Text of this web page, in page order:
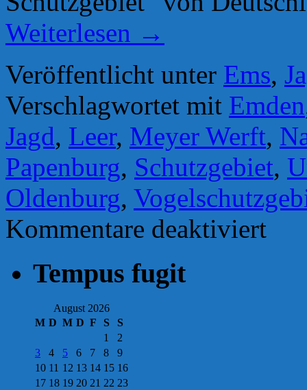
Weiterlesen →
Veröffentlicht unter Ems,
Verschlagwortet mit Emden
Jagd, Leer, Meyer Werft,
Papenburg, Schutzgebiet,
Oldenburg,
Kommentare deaktiviert
Tempus fugit
August 2026
M D M D F S
S
1
2
3
4 5 6 7 8
9
10 11 12 13 14 15 16
17 18 19 20 21 22 23